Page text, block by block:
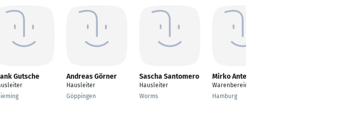
Gutsche Andreas Görner
Hausleiter
Göppingen
Sascha Santomero
Hausleiter
Worms
Mirko Antelj
Warenbereichsleiter
Hamburg